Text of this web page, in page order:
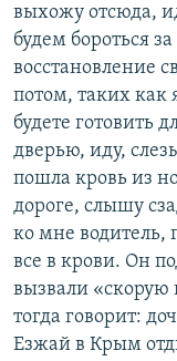
выхожу отсюда,
будем бороться
восстановление
потом, таких
будете готовить
дверью, иду,
пошла кровь из
дороге, слышу
ко мне водитель,
все в крови. Он
вызвали
тогда говорит:
Езжай в Крым